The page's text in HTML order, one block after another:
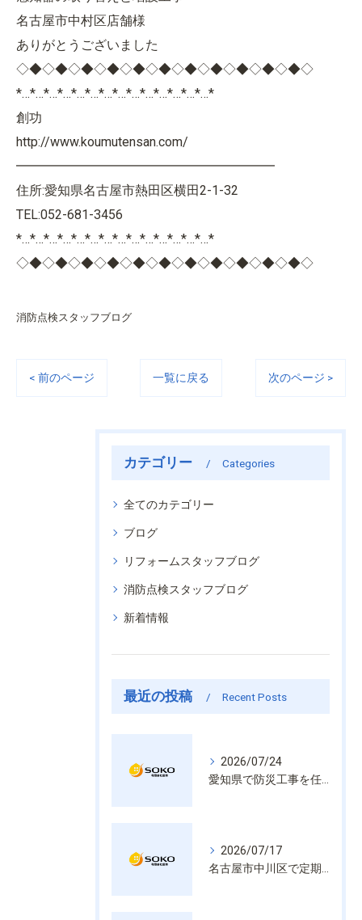
名古屋市中村区店舗様
ありがとうございました
◇◆◇◆◇◆◇◆◇◆◇◆◇◆◇◆◇◆◇◆◇◆◇
*…*…*…*…*…*…*…*…*…*…*…*…*…*…*
創功
http://www.koumutensan.com/
━━━━━━━━━━━━━━━━━━━━
住所:愛知県名古屋市熱田区横田2-1-32
TEL:052-681-3456
*…*…*…*…*…*…*…*…*…*…*…*…*…*…*
◇◆◇◆◇◆◇◆◇◆◇◆◇◆◇◆◇◆◇◆◇◆◇
消防点検スタッフブログ
< 前のページ 一覧に戻る 次のページ >
カテゴリー Categories
全てのカテゴリー
ブログ
リフォームスタッフブログ
消防点検スタッフブログ
新着情報
最近の投稿 Recent Posts
2026/07/24
2026/07/17